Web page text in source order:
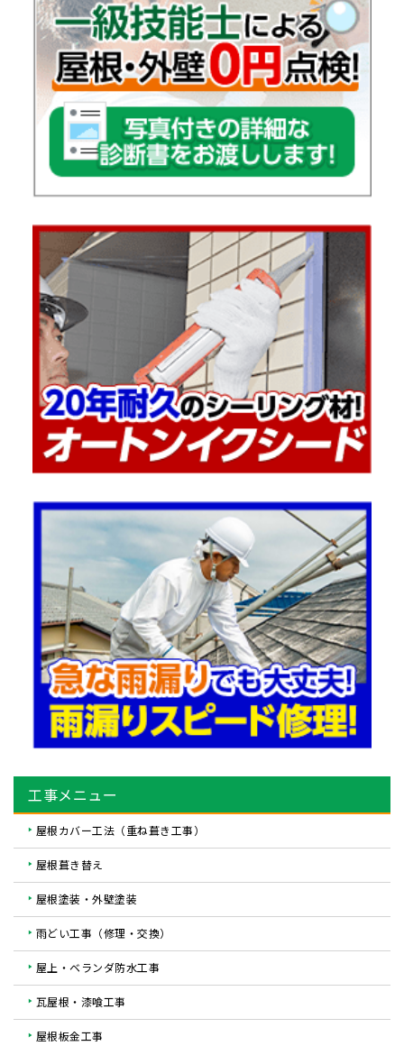
工事メニュー
屋根カバー工法（重ね葺き工事）
屋根葺き替え
屋根塗装・外壁塗装
雨どい工事（修理・交換）
屋上・ベランダ防水工事
瓦屋根・漆喰工事
屋根板金工事